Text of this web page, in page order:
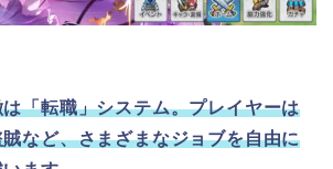
「転職」システム。プレイヤーは
など、さまざまなジョブを自由に